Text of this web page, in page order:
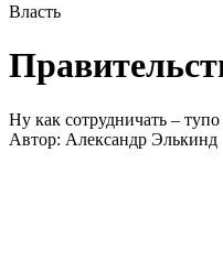
Власть
Ну как сотрудничать – тупо
Автор: Александр Элькинд